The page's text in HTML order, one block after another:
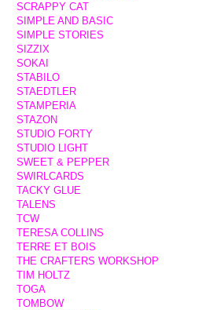
SCRAPPY CAT
SIMPLE AND BASIC
SIMPLE STORIES
SIZZIX
SOKAI
STABILO
STAEDTLER
STAMPERIA
STAZON
STUDIO FORTY
STUDIO LIGHT
SWEET & PEPPER
SWIRLCARDS
TACKY GLUE
TALENS
TCW
TERESA COLLINS
TERRE ET BOIS
THE CRAFTERS WORKSHOP
TIM HOLTZ
TOGA
TOMBOW